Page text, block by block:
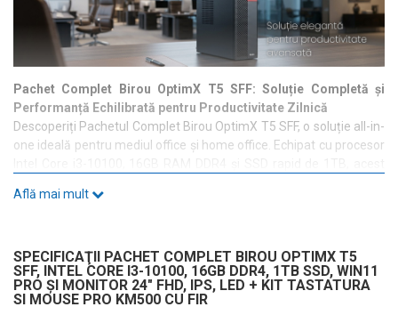
Pachet Complet Birou OptimX T5 SFF: Soluție Completă și
Performanță Echilibrată pentru Productivitate Zilnică
Descoperiți Pachetul Complet Birou OptimX T5 SFF, o soluție all-in-
one ideală pentru mediul office și home office. Echipat cu procesor
documente, aplicații și proiecte.
Pachet Gata de Utilizare (Plug & Play)
Soluția include unitatea PC, monitor de 24” FHD IPS LED și kit
tastatură + mouse Pro KM500 cu fir, oferind o stație de lucru
Află mai mult
SPECIFICAŢII PACHET COMPLET BIROU OPTIMX T5
SFF, INTEL CORE I3-10100, 16GB DDR4, 1TB SSD, WIN11
PRO ȘI MONITOR 24" FHD, IPS, LED + KIT TASTATURA
SI MOUSE PRO KM500 CU FIR